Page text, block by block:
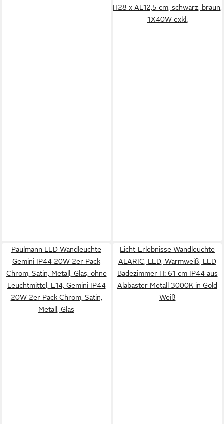
H28 x AL12,5 cm, schwarz, braun,
1X40W exkl.
Paulmann LED Wandleuchte
Gemini IP44 20W 2er Pack
Chrom, Satin, Metall, Glas, ohne
Leuchtmittel, E14, Gemini IP44
20W 2er Pack Chrom, Satin,
Metall, Glas
Licht-Erlebnisse Wandleuchte
ALARIC, LED, Warmweiß, LED
Badezimmer H: 61 cm IP44 aus
Alabaster Metall 3000K in Gold
Weiß